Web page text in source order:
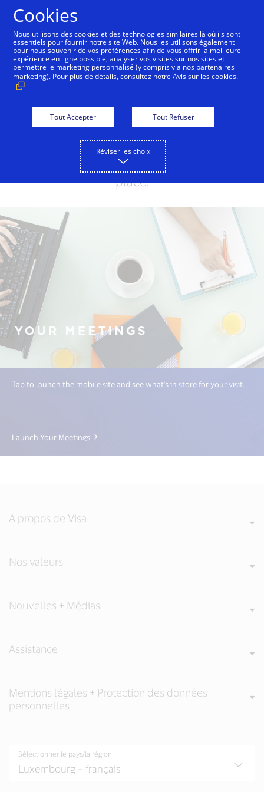
One Market Center Inside Innovation City
Your Meetings
To simplify your visit to One Market
Center, Your Meetings lets you easily view
and manage your schedule all from one
place.
Tap to launch the mobile site and see what's in store for your visit.
Launch Your Meetings
A propos de Visa
Nos valeurs
Nouvelles + Médias
Assistance
Mentions légales + Protection des données
personnelles
Sélectionner le pays/la région
Cookies
Nous utilisons des cookies et des technologies similaires là où ils sont
essentiels pour fournir notre site Web. Nous les utilisons également
pour nous souvenir de vos préférences afin de vous offrir la meilleure
expérience en ligne possible, analyser vos visites sur nos sites et
permettre le marketing personnalisé (y compris via nos partenaires
marketing). Pour plus de détails, consultez notreAvis sur les cookies.
Tout Accepter Tout Refuser
Réviser les choix